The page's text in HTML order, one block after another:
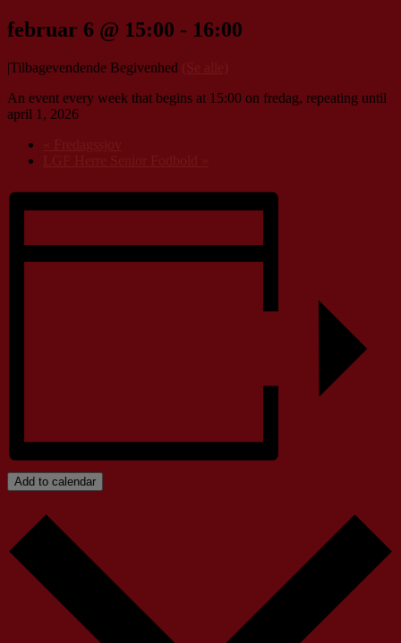
februar 6 @ 15:00 - 16:00
|Tilbagevendende Begivenhed
An event every week that begins at 15:00 on fredag, repeating until
april 1, 2026
Add to calendar